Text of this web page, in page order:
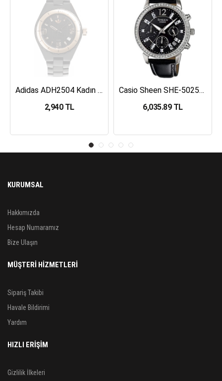
Adidas ADH2504 Kadın Kol Saati
2,940 TL
Casio Sheen SHE-5025BL-1ADR Kadın Kol Saati
6,035.89 TL
KURUMSAL
Hakkımızda
Hesap Numaramız
Bize Ulaşın
MÜŞTERİ HİZMETLERİ
Sipariş Takibi
Havale Bildirimi
Yardım
HIZLI ERİŞİM
Gizlilik İlkeleri